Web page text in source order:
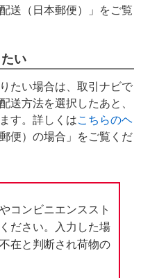
送（日本郵便）」をご覧
い
たい場合は、取引ナビで
送方法を選択したあと、
す。詳しくはこちらのヘ
便）の場合」をご覧くだ
コンビニエンススト
ださい。入力した場
在と判断され荷物の